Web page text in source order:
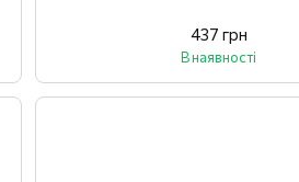
437 грн
В наявності